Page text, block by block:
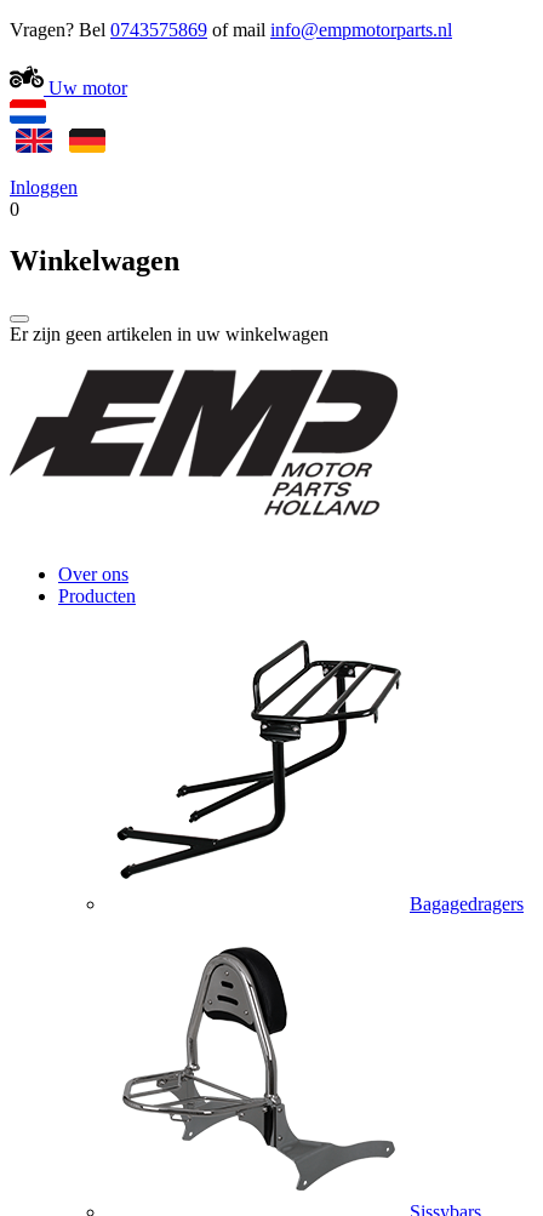
Vragen? Bel 0743575869 of mail
Uw motor
Inloggen
0
Winkelwagen
Er zijn geen artikelen in uw winkelwagen
Over ons
Producten
Bagagedragers
Sissybars